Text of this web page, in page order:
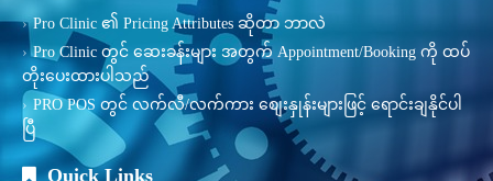
Pro Clinic ၏ Pricing Attributes ဆိုတာ ဘာလဲ
Pro Clinic တွင် ဆေးခန်းများ အတွက် Appointment/Booking ကို ထပ်
တိုးပေးထားပါသည်
PRO POS တွင် လက်လီ/လက်ကား စျေးနှုန်းများဖြင့် ရောင်းချနိုင်ပါ
ပြီ
Quick Links